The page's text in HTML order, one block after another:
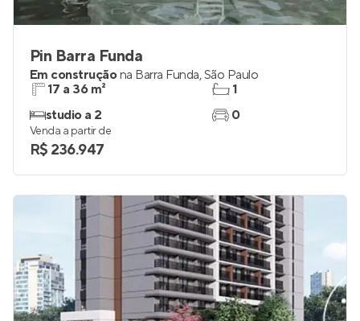
Pin Barra Funda
Em construçãona Barra Funda,São Paulo
17 a 36 m²
studio a 2
1
0
Venda a partir de
R$ 236.947